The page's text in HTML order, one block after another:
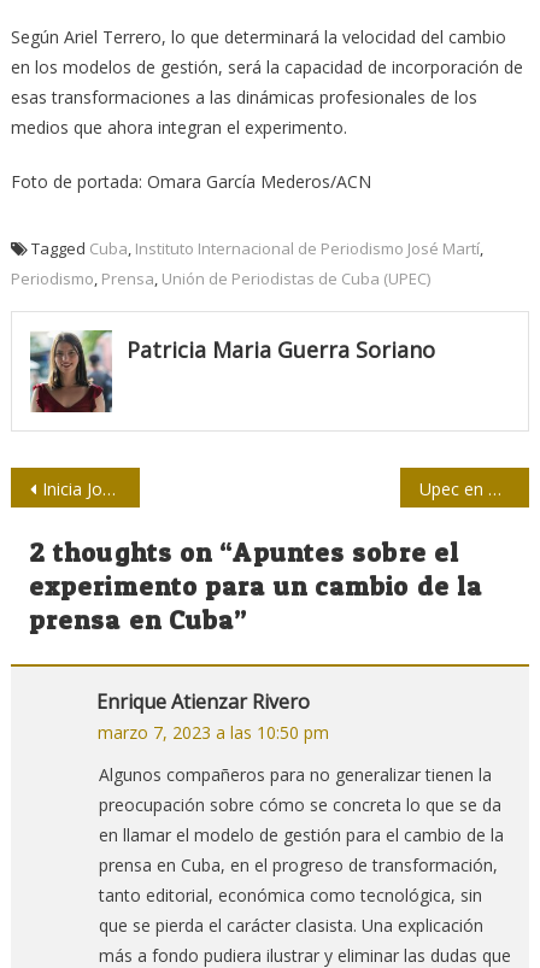
Según Ariel Terrero, lo que determinará la velocidad del cambio
en los modelos de gestión, será la capacidad de incorporación de
esas transformaciones a las dinámicas profesionales de los
medios que ahora integran el experimento.
Foto de portada: Omara García Mederos/ACN
Tagged Cuba, Instituto Internacional de Periodismo José Martí,
Periodismo, Prensa, Unión de Periodistas de Cuba (UPEC)
Patricia Maria Guerra Soriano
Navegación
de
entradas
Inicia Jornada por el Día de la Prensa Cubana en Guantánamo Upec en Pinar del Río, más cerca de los jóvenes
2 thoughts on “Apuntes sobre el
experimento para un cambio de la
prensa en Cuba”
Enrique Atienzar Rivero
marzo 7, 2023 a las 10:50 pm
Algunos compañeros para no generalizar tienen la
preocupación sobre cómo se concreta lo que se da
en llamar el modelo de gestión para el cambio de la
prensa en Cuba, en el progreso de transformación,
tanto editorial, económica como tecnológica, sin
que se pierda el carácter clasista. Una explicación
más a fondo pudiera ilustrar y eliminar las dudas que